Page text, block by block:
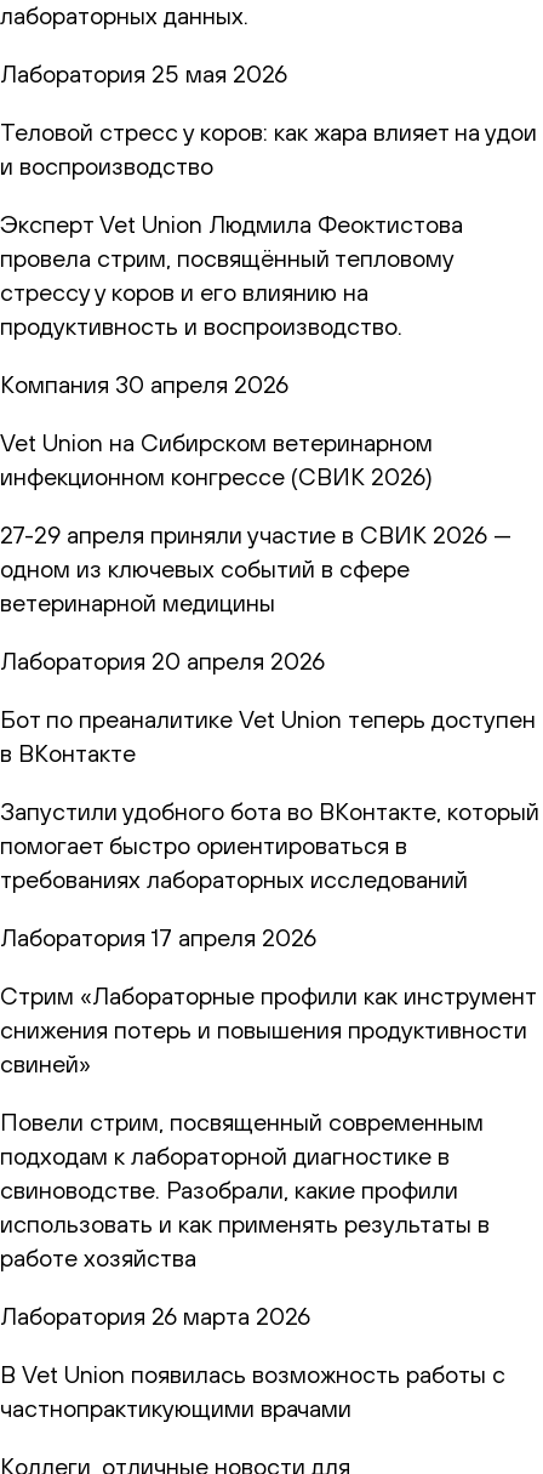
лабораторных данных.
Лаборатория 25 мая 2026
Теловой стресс у коров: как жара влияет на удои
и воспроизводство
Эксперт Vet Union Людмила Феоктистова
провела стрим, посвящённый тепловому
стрессу у коров и его влиянию на
продуктивность и воспроизводство.
Компания 30 апреля 2026
Vet Union на Сибирском ветеринарном
инфекционном конгрессе (СВИК 2026)
27-29 апреля приняли участие в СВИК 2026 —
одном из ключевых событий в сфере
ветеринарной медицины
Лаборатория 20 апреля 2026
Бот по преаналитике Vet Union теперь доступен
в ВКонтакте
Запустили удобного бота во ВКонтакте, который
помогает быстро ориентироваться в
требованиях лабораторных исследований
Лаборатория 17 апреля 2026
Стрим «Лабораторные профили как инструмент
снижения потерь и повышения продуктивности
свиней»
Повели стрим, посвященный современным
подходам к лабораторной диагностике в
свиноводстве. Разобрали, какие профили
использовать и как применять результаты в
работе хозяйства
Лаборатория 26 марта 2026
В Vet Union появилась возможность работы с
частнопрактикующими врачами
Коллеги, отличные новости для